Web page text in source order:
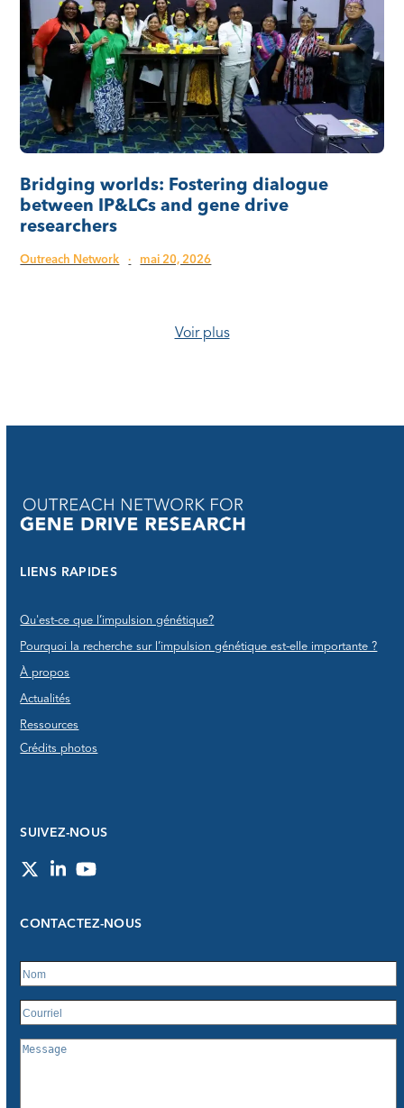
Bridging worlds: Fostering dialogue
between IP&LCs and gene drive
researchers
Outreach Network · mai 20, 2026
Voir plus
LIENS RAPIDES
Qu'est-ce que l’impulsion génétique?
Pourquoi la recherche sur l’impulsion génétique est-elle importante ?
À propos
Actualités
Ressources
Crédits photos
SUIVEZ-NOUS
TwitterLinkedInYouTube
CONTACTEZ-NOUS